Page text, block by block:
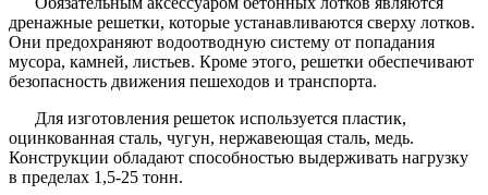
дренажные решетки, которые устанавливаются сверху лотков.
Они предохраняют водоотводную систему от попадания
мусора, камней, листьев. Кроме этого, решетки обеспечивают
безопасность движения пешеходов и транспорта.
Для изготовления решеток используется пластик,
оцинкованная сталь, чугун, нержавеющая сталь, медь.
Конструкции обладают способностью выдерживать нагрузку
в пределах 1,5-25 тонн.